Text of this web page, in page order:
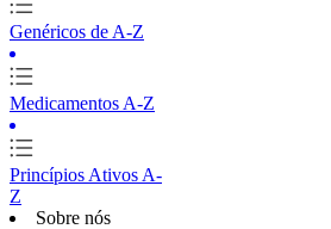
Genéricos de A-Z
Medicamentos A-Z
Princípios Ativos A-
Z
Sobre nós